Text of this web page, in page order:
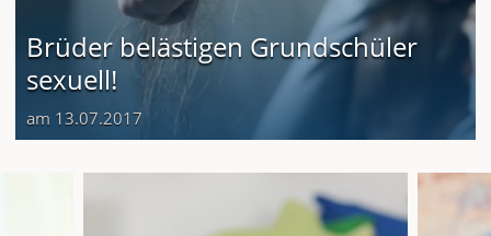
Brüder belästigen Grundschüler
sexuell!
am 13.07.2017